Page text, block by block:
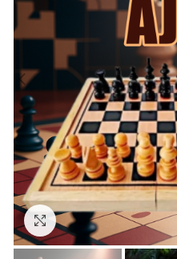
Click to enlarge